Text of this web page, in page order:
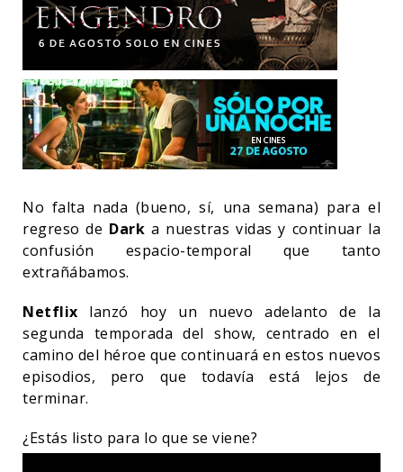
No falta nada (bueno, sí, una semana) para el
regreso de Dark a nuestras vidas y continuar la
confusión espacio-temporal que tanto
extrañábamos.
Netflix lanzó hoy un nuevo adelanto de la
segunda temporada del show, centrado en el
camino del héroe que continuará en estos nuevos
episodios, pero que todavía está lejos de
terminar.
¿Estás listo para lo que se viene?